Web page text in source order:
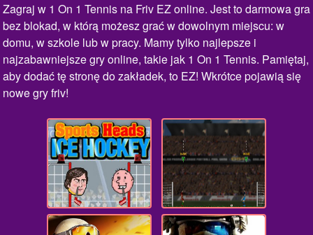
Zagraj w 1 On 1 Tennis na Friv EZ online. Jest to darmowa gra
bez blokad, w którą możesz grać w dowolnym miejscu: w
domu, w szkole lub w pracy. Mamy tylko najlepsze i
najzabawniejsze gry online, takie jak 1 On 1 Tennis. Pamiętaj,
aby dodać tę stronę do zakładek, to EZ! Wkrótce pojawią się
nowe gry friv!